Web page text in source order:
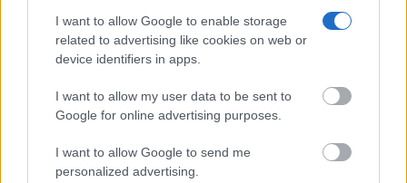
I want to allow Google to enable storage
related to advertising like cookies on web or
device identifiers in apps.
I want to allow my user data to be sent to
Google for online advertising purposes.
I want to allow Google to send me
personalized advertising.
Corepunk MMORPG
de antes, pero mejor!